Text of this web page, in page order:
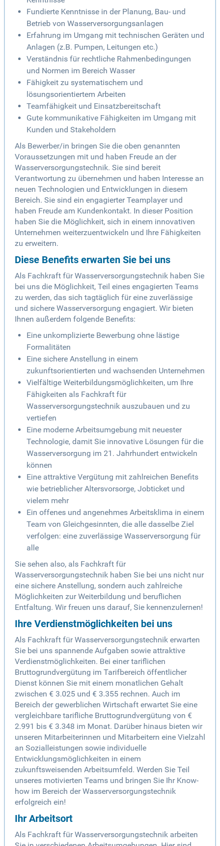
Fundierte Kenntnisse in der Planung, Bau- und
Betrieb von Wasserversorgungsanlagen
Erfahrung im Umgang mit technischen Geräten und
Anlagen (z.B. Pumpen, Leitungen etc.)
Verständnis für rechtliche Rahmenbedingungen
und Normen im Bereich Wasser
Fähigkeit zu systematischem und
lösungsorientiertem Arbeiten
Teamfähigkeit und Einsatzbereitschaft
Gute kommunikative Fähigkeiten im Umgang mit
Kunden und Stakeholdern
Als Bewerber/in bringen Sie die oben genannten
Voraussetzungen mit und haben Freude an der
Wasserversorgungstechnik. Sie sind bereit
Verantwortung zu übernehmen und haben Interesse an
neuen Technologien und Entwicklungen in diesem
Bereich. Sie sind ein engagierter Teamplayer und
haben Freude am Kundenkontakt. In dieser Position
haben Sie die Möglichkeit, sich in einem innovativen
Unternehmen weiterzuentwickeln und Ihre Fähigkeiten
zu erweitern.
Diese Benefits erwarten Sie bei uns
Als Fachkraft für Wasserversorgungstechnik haben Sie
bei uns die Möglichkeit, Teil eines engagierten Teams
zu werden, das sich tagtäglich für eine zuverlässige
und sichere Wasserversorgung engagiert. Wir bieten
Ihnen außerdem folgende Benefits:
Eine unkomplizierte Bewerbung ohne lästige
Formalitäten
Eine sichere Anstellung in einem
zukunftsorientierten und wachsenden Unternehmen
Vielfältige Weiterbildungsmöglichkeiten, um Ihre
Fähigkeiten als Fachkraft für
Wasserversorgungstechnik auszubauen und zu
vertiefen
Eine moderne Arbeitsumgebung mit neuester
Technologie, damit Sie innovative Lösungen für die
Wasserversorgung im 21. Jahrhundert entwickeln
können
Eine attraktive Vergütung mit zahlreichen Benefits
wie betrieblicher Altersvorsorge, Jobticket und
vielem mehr
Ein offenes und angenehmes Arbeitsklima in einem
Team von Gleichgesinnten, die alle dasselbe Ziel
verfolgen: eine zuverlässige Wasserversorgung für
alle
Sie sehen also, als Fachkraft für
Wasserversorgungstechnik haben Sie bei uns nicht nur
eine sichere Anstellung, sondern auch zahlreiche
Möglichkeiten zur Weiterbildung und beruflichen
Entfaltung. Wir freuen uns darauf, Sie kennenzulernen!
Ihre Verdienstmöglichkeiten bei uns
Als Fachkraft für Wasserversorgungstechnik erwarten
Sie bei uns spannende Aufgaben sowie attraktive
Verdienstmöglichkeiten. Bei einer tariflichen
Bruttogrundvergütung im Tarifbereich öffentlicher
Dienst können Sie mit einem monatlichen Gehalt
zwischen € 3.025 und € 3.355 rechnen. Auch im
Bereich der gewerblichen Wirtschaft erwartet Sie eine
vergleichbare tarifliche Bruttogrundvergütung von €
2.991 bis € 3.348 im Monat. Darüber hinaus bieten wir
unseren Mitarbeiterinnen und Mitarbeitern eine Vielzahl
an Sozialleistungen sowie individuelle
Entwicklungsmöglichkeiten in einem
zukunftsweisenden Arbeitsumfeld. Werden Sie Teil
unseres motivierten Teams und bringen Sie Ihr Know-
how im Bereich der Wasserversorgungstechnik
erfolgreich ein!
Ihr Arbeitsort
Als Fachkraft für Wasserversorgungstechnik arbeiten